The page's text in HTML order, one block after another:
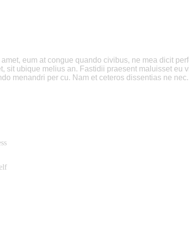
amet, eum at congue quando civibus, ne mea dicit
sit ubique melius an. Fastidii praesent maluisset
menandri per cu. Nam et ceteros dissentias ne nec.